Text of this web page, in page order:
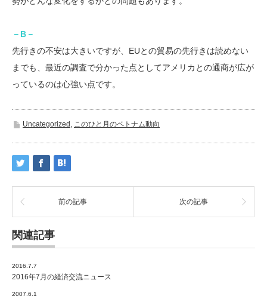
－B－
先行きの不安は大きいですが、EUとの貿易の先行きは読めない
までも、最近の調査で分かった点としてアメリカとの通商が広が
っているのは心強い点です。
Uncategorized , このひと月のベトナム動向
前の記事 次の記事
関連記事
2016.7.7
2016年7月の経済交流ニュース
2007.6.1